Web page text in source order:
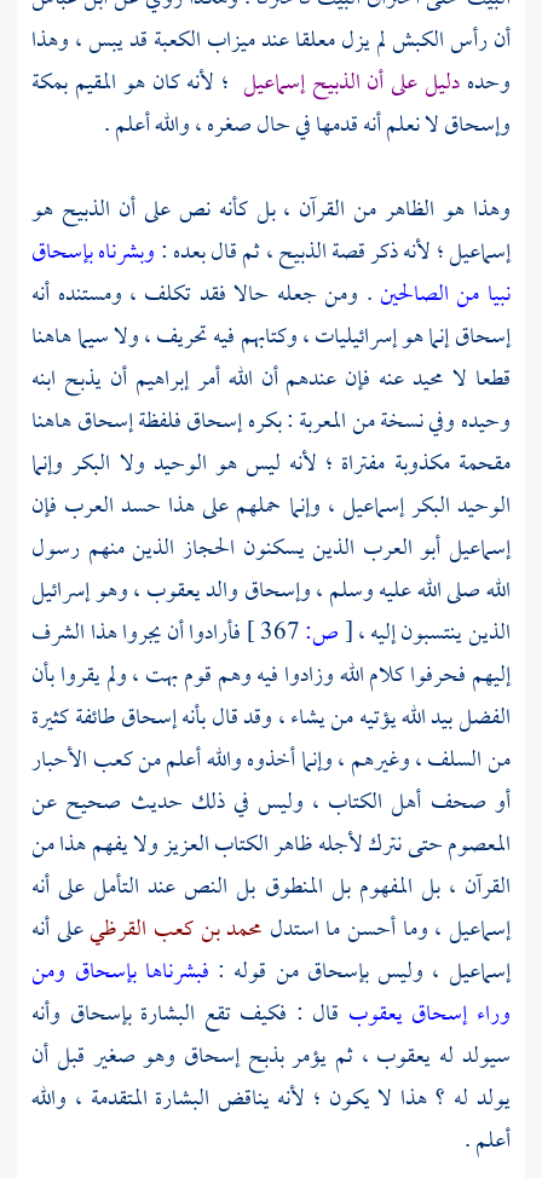
أن رأس الكبش لم يزل معلقا عند ميزابالكعبةقد يبس ، وهذا
وحدهدليل على أن الذبيحإسماعيل ؛ لأنه كان هو المقيمبمكة
وإسحاقلا نعلم أنه قدمها في حال صغره ، والله أعلم .
وهذا هو الظاهر من القرآن ، بل كأنه نص على أن الذبيح هو
إسماعيل؛ لأنه ذكر قصة الذبيح ، ثم قال بعده :وبشرناه بإسحاق
نبيا من الصالحين. ومن جعله حالا فقد تكلف ، ومستنده أنه
إسحاقإنما هو إسرائيليات ، وكتابهم فيه تحريف ، ولا سيما هاهنا
قطعا لا محيد عنه فإن عندهم أن الله أمرإبراهيم أن يذبح ابنه
وحيده وفي نسخة من المعربة : بكرهإسحاقفلفظةإسحاقهاهنا
مقحمة مكذوبة مفتراة ؛ لأنه ليس هو الوحيد ولا البكر وإنما
الوحيد البكرإسماعيل، وإنما حملهم على هذا حسد العرب فإن
إسماعيلأبو العرب الذين يسكنون الحجاز الذين منهم رسول
الله صلى الله عليه وسلم ،وإسحاقوالديعقوب، وهوإسرائيل
الذين ينتسبون إليه ،[ص:
فأرادوا أن يجروا هذا الشرف
إليهم فحرفوا كلام الله وزادوا فيه وهم قوم بهت ، ولم يقروا بأن
الفضل بيد الله يؤتيه من يشاء ، وقد قال بأنهإسحاقطائفة كثيرة
من السلف ، وغيرهم ، وإنما أخذوه والله أعلم منكعب الأحبار
أو صحف أهل الكتاب ، وليس في ذلك حديث صحيح عن
المعصوم حتى نترك لأجله ظاهر الكتاب العزيز ولا يفهم هذا من
القرآن ، بل المفهوم بل المنطوق بل النص عند التأمل على أنه
إسماعيل، وما أحسن ما استدل محمد بن كعب القرظيعلى أنه
إسماعيل ، وليسبإسحاقمن قوله : فبشرناها بإسحاق ومن
وراء إسحاق يعقوب قال : فكيف تقع البشارةبإسحاق وأنه
سيولد له يعقوب ، ثم يؤمر بذبحإسحاق وهو صغير قبل أن
يولد له ؟ هذا لا يكون ؛ لأنه يناقض البشارة المتقدمة ، والله
أعلم .